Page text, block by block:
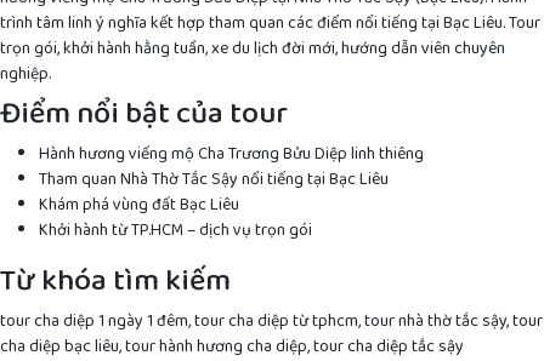
trình tâm linh ý nghĩa kết hợp tham quan các điểm nổi tiếng tại Bạc Liêu. Tour
trọn gói, khởi hành hằng tuần, xe du lịch đời mới, hướng dẫn viên chuyên
nghiệp.
Điểm nổi bật của tour
Hành hương viếng mộ Cha Trương Bửu Diệp linh thiêng
Tham quan Nhà Thờ Tắc Sậy nổi tiếng tại Bạc Liêu
Khám phá vùng đất Bạc Liêu
Khởi hành từ TP.HCM – dịch vụ trọn gói
Từ khóa tìm kiếm
tour cha diệp 1 ngày 1 đêm, tour cha diệp từ tphcm, tour nhà thờ tắc sậy, tour
cha diệp bạc liêu, tour hành hương cha diệp, tour cha diệp tắc sậy